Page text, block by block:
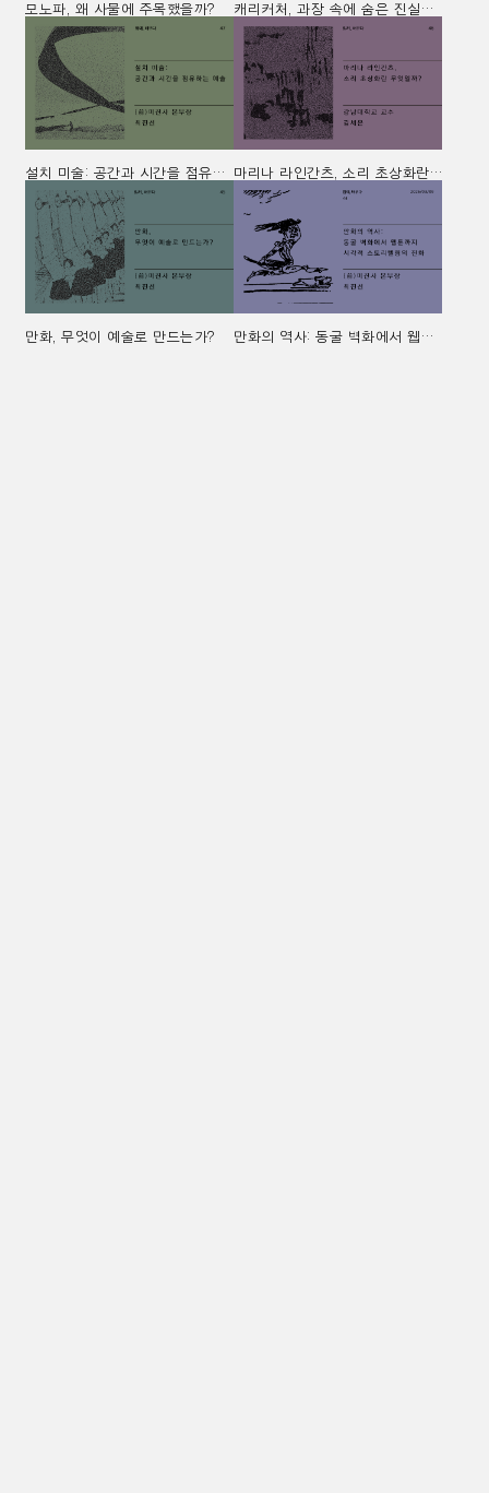
모노파, 왜 사물에 주목했을까? 캐리커처, 과장 속에 숨은 진실을 그리다
설치 미술: 공간과 시간을 점유하는 예술 마리나 라인간츠, 소리 초상화란 무엇일까?
만화, 무엇이 예술로 만드는가? 만화의 역사: 동굴 벽화에서 웹툰까지 시각적 스토리텔링의 진화